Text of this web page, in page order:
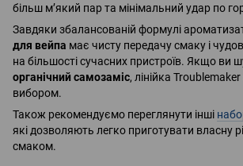
більш м’який пар та мінімальний удар по
Завдяки збалансованій формулі
для вейпа має чисту передачу смаку і
на більшості сучасних пристроїв. Якщо ви
органічний самозаміс, лінійка
вибором.
Також рекомендуємо переглянути інші
які дозволяють легко приготувати власну
смаком.